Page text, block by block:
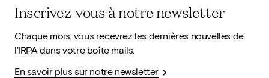
Inscrivez-vous à notre newsletter
Chaque mois, vous recevrez les dernières nouvelles de
l'IRPA dans votre boîte mails.
En savoir plus sur notre newsletter